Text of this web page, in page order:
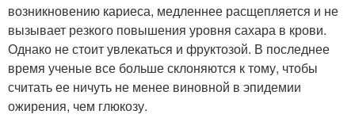
возникновению кариеса, медленнее расщепляется и не
вызывает резкого повышения уровня сахара в крови.
Однако не стоит увлекаться и фруктозой. В последнее
время ученые все больше склоняются к тому, чтобы
считать ее ничуть не менее виновной в эпидемии
ожирения, чем ­глюкозу.